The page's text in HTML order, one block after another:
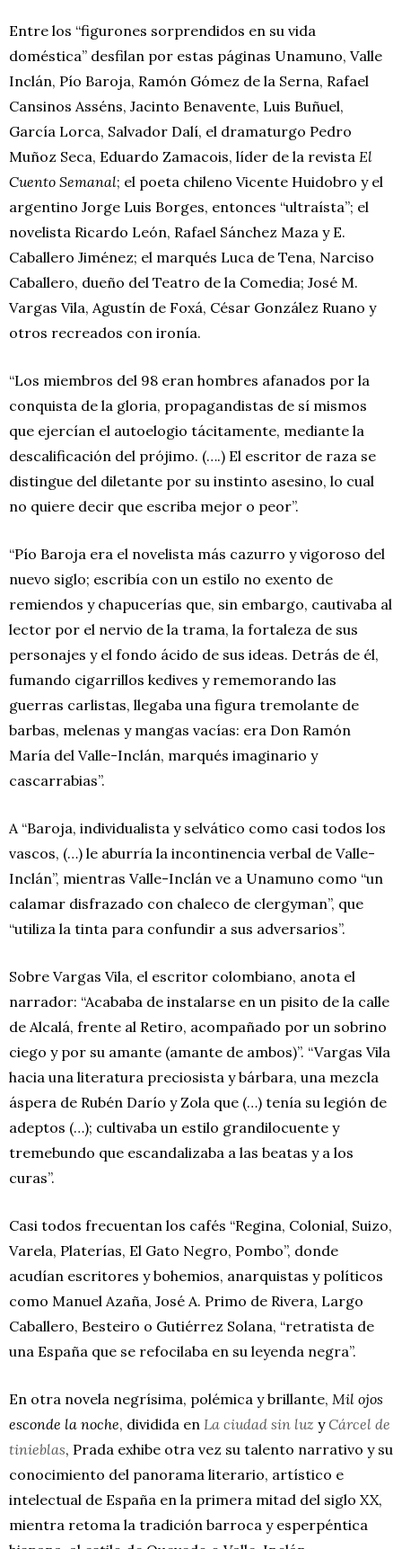
Entre los “figurones sorprendidos en su vida
doméstica” desfilan por estas páginas Unamuno, Valle
Inclán, Pío Baroja, Ramón Gómez de la Serna, Rafael
Cansinos Asséns, Jacinto Benavente, Luis Buñuel,
García Lorca, Salvador Dalí, el dramaturgo Pedro
Muñoz Seca, Eduardo Zamacois, líder de la revista El
Cuento Semanal; el poeta chileno Vicente Huidobro y el
argentino Jorge Luis Borges, entonces “ultraísta”; el
novelista Ricardo León, Rafael Sánchez Maza y E.
Caballero Jiménez; el marqués Luca de Tena, Narciso
Caballero, dueño del Teatro de la Comedia; José M.
Vargas Vila, Agustín de Foxá, César González Ruano y
otros recreados con ironía.
“Los miembros del 98 eran hombres afanados por la
conquista de la gloria, propagandistas de sí mismos
que ejercían el autoelogio tácitamente, mediante la
descalificación del prójimo. (….) El escritor de raza se
distingue del diletante por su instinto asesino, lo cual
no quiere decir que escriba mejor o peor”.
“Pío Baroja era el novelista más cazurro y vigoroso del
nuevo siglo; escribía con un estilo no exento de
remiendos y chapucerías que, sin embargo, cautivaba al
lector por el nervio de la trama, la fortaleza de sus
personajes y el fondo ácido de sus ideas. Detrás de él,
fumando cigarrillos kedives y rememorando las
guerras carlistas, llegaba una figura tremolante de
barbas, melenas y mangas vacías: era Don Ramón
María del Valle-Inclán, marqués imaginario y
cascarrabias”.
A “Baroja, individualista y selvático como casi todos los
vascos, (…) le aburría la incontinencia verbal de Valle-
Inclán”, mientras Valle-Inclán ve a Unamuno como “un
calamar disfrazado con chaleco de clergyman”, que
“utiliza la tinta para confundir a sus adversarios”.
Sobre Vargas Vila, el escritor colombiano, anota el
narrador: “Acababa de instalarse en un pisito de la calle
de Alcalá, frente al Retiro, acompañado por un sobrino
ciego y por su amante (amante de ambos)”. “Vargas Vila
hacia una literatura preciosista y bárbara, una mezcla
áspera de Rubén Darío y Zola que (…) tenía su legión de
adeptos (…); cultivaba un estilo grandilocuente y
tremebundo que escandalizaba a las beatas y a los
curas”.
Casi todos frecuentan los cafés “Regina, Colonial, Suizo,
Varela, Platerías, El Gato Negro, Pombo”, donde
acudían escritores y bohemios, anarquistas y políticos
como Manuel Azaña, José A. Primo de Rivera, Largo
Caballero, Besteiro o Gutiérrez Solana, “retratista de
una España que se refocilaba en su leyenda negra”.
En otra novela negrísima, polémica y brillante, Mil ojos
esconde la noche, dividida en La ciudad sin luz yCárcel de
tinieblas, Prada exhibe otra vez su talento narrativo y su
conocimiento del panorama literario, artístico e
intelectual de España en la primera mitad del siglo XX,
mientra retoma la tradición barroca y esperpéntica